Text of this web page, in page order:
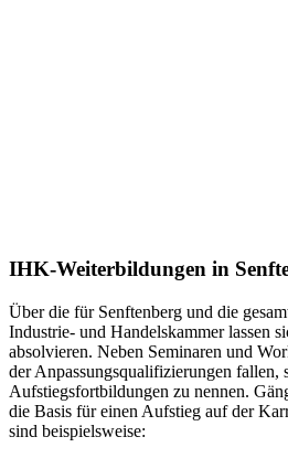
IHK-Weiterbildungen in
Über die für Senftenberg und die
Industrie- und Handelskammer lassen
absolvieren. Neben Seminaren und
der Anpassungsqualifizierungen fallen,
Aufstiegsfortbildungen zu nennen.
die Basis für einen Aufstieg auf der
sind beispielsweise: